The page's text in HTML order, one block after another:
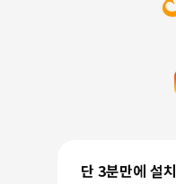
단 3분만에 설